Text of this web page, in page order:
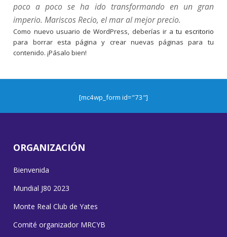
poco a poco se ha ido transformando en un gran
imperio. Mariscos Recio, el mar al mejor precio.
Como nuevo usuario de WordPress, deberías ir atu escritorio
para borrar esta página y crear nuevas páginas para tu
contenido. ¡Pásalo bien!
[mc4wp_form id="73"]
ORGANIZACIÓN
Bienvenida
Mundial J80 2023
Monte Real Club de Yates
Comité organizador MRCYB